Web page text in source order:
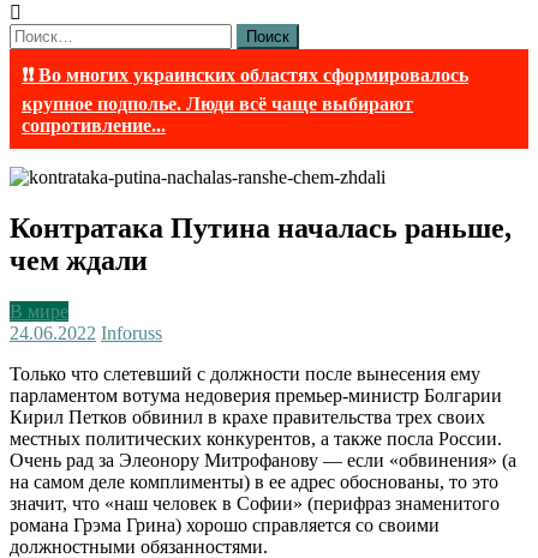
Найти:
❗❗ Во многих украинских областях сформировалось
крупное подполье. Люди всё чаще выбирают
сопротивление...
Контратака Путина началась раньше,
чем ждали
В мире
24.06.2022 Inforuss
Только что слетевший с должности после вынесения ему
парламентом вотума недоверия премьер-министр Болгарии
Кирил Петков обвинил в крахе правительства трех своих
местных политических конкурентов, а также посла России.
Очень рад за Элеонору Митрофанову — если «обвинения» (а
на самом деле комплименты) в ее адрес обоснованы, то это
значит, что «наш человек в Софии» (перифраз знаменитого
романа Грэма Грина) хорошо справляется со своими
должностными обязанностями.